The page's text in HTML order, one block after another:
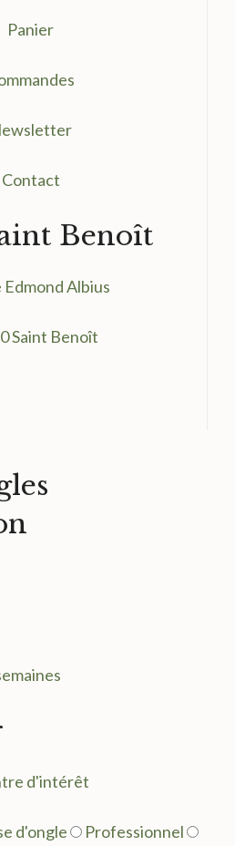
Panier
Contact
Benoît
Edmond Albius
Saint Benoît
d'intérêt
d'ongle
Professionnel